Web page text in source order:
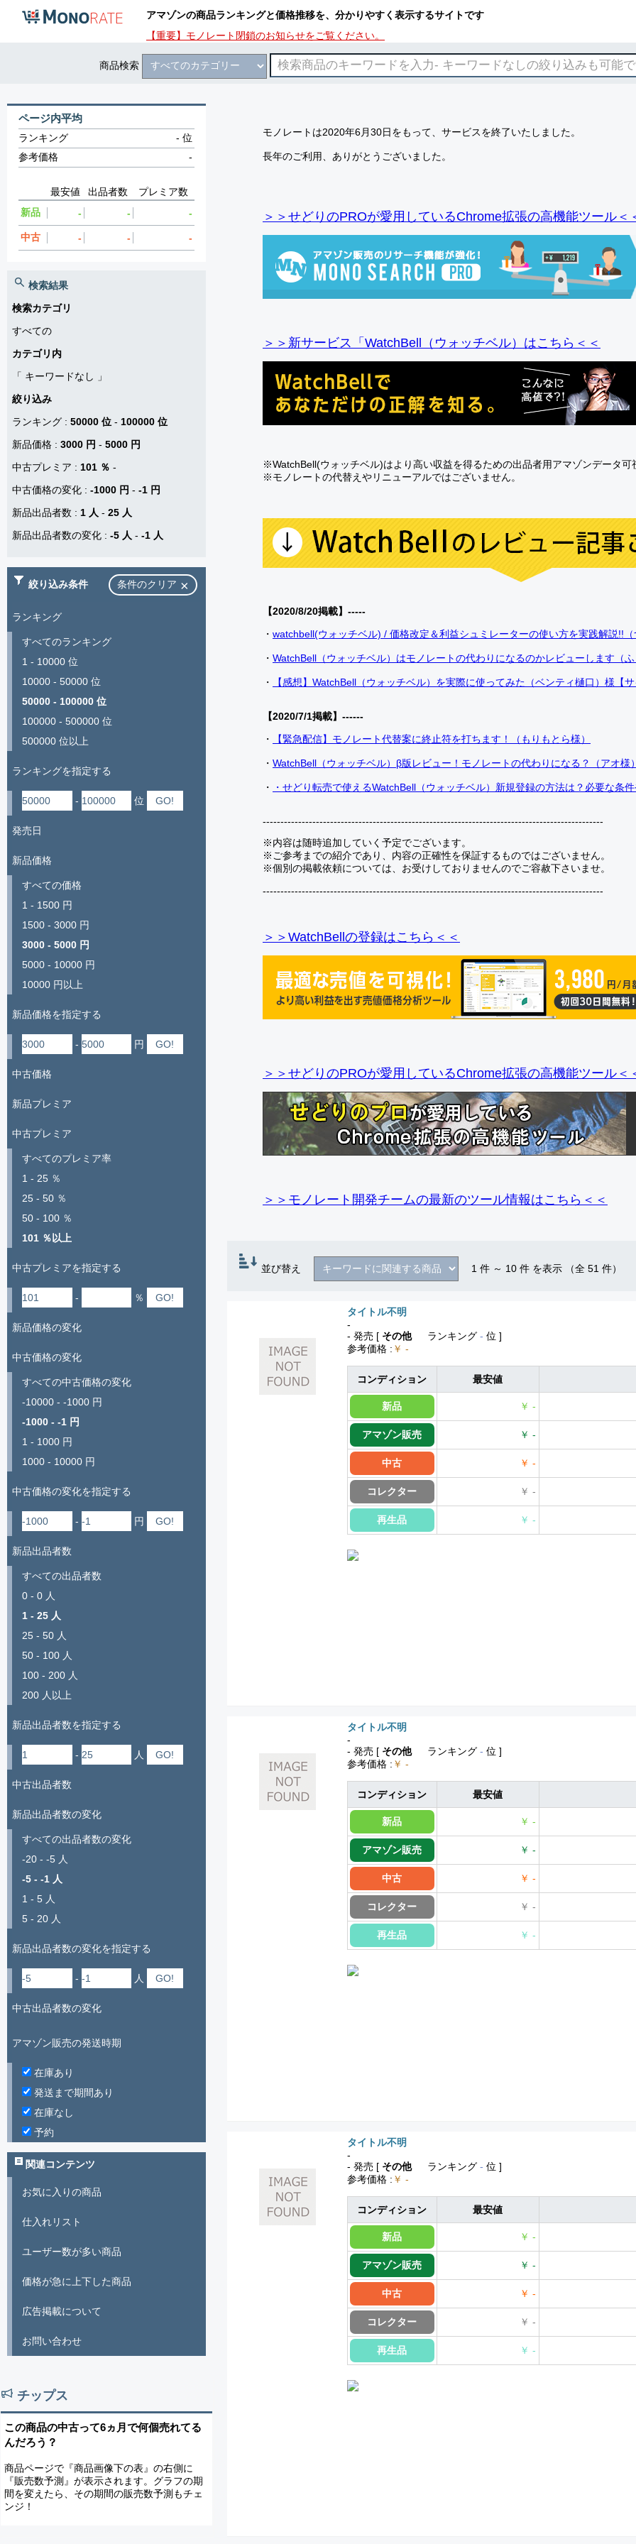
アマゾンの商品ランキングと価格推移を、分かりやすく表示するサイトです
【重要】モノレート閉鎖のお知らせをご覧ください。
商品検索
モノレートは2020年6月30日をもって、サービスを終了いたしました。
長年のご利用、ありがとうございました。
＞＞せどりのPROが愛用しているChrome拡張の高機能ツール＜
＞＞新サービス「WatchBell（ウォッチベル）はこちら＜＜
※WatchBell(ウォッチベル)はより高い収益を得るための出品者用アマゾンデータ可
※モノレートの代替えやリニューアルではございません。
【2020/8/20掲載】-----
・ watchbell(ウォッチベル) / 価格改定＆利益シュミレーターの使い方を実践解説!!
・ WatchBell（ウォッチベル）はモノレートの代わりになるのかレビューします（
・ 【感想】WatchBell（ウォッチベル）を実際に使ってみた（ベンティ樋口）様【
【2020/7/1掲載】------
・
【緊急配信】モノレート代替案に終止符を打ちます！（もりもとら様）
・ WatchBell（ウォッチベル）β版レビュー！モノレートの代わりになる？（アオ様
・ ・せどり転売で使えるWatchBell（ウォッチベル）新規登録の方法は？必要な条
------------------------------------------------------------------------------------------------
※内容は随時追加していく予定でございます。
※ご参考までの紹介であり、内容の正確性を保証するものではございません。
※個別の掲載依頼については、お受けしておりませんのでご容赦下さいませ。
------------------------------------------------------------------------------------------------
＞＞WatchBellの登録はこちら＜＜
＞＞せどりのPROが愛用しているChrome拡張の高機能ツール＜
＞＞モノレート開発チームの最新のツール情報はこちら＜＜
並び替え 1 件 ～ 10 件 を表示 （全 51 件）
タイトル不明
-
- 発売 [ その他 ランキング - 位 ]
参考価格 : ￥ -
コンディション 最安値
新品 ￥ -
アマゾン販売 ￥ -
中古 ￥ -
コレクター ￥ -
再生品 ￥ -
タイトル不明
-
- 発売 [ その他 ランキング - 位 ]
参考価格 : ￥ -
コンディション 最安値
新品 ￥ -
アマゾン販売 ￥ -
中古 ￥ -
コレクター ￥ -
再生品 ￥ -
タイトル不明
-
- 発売 [ その他 ランキング - 位 ]
参考価格 : ￥ -
コンディション 最安値
新品 ￥ -
アマゾン販売 ￥ -
中古 ￥ -
コレクター ￥ -
再生品 ￥ -
ページ内平均
ランキング -位
参考価格
-
最安値 出品者数
プレミア数
新品
- - -
中古 - - -
検索結果
検索カテゴリ
すべての
カテゴリ内
「 キーワードなし
」
絞り込み
ランキング : 50000 位 - 100000 位
新品価格 : 3000 円 - 5000 円
中古プレミア : 101 ％ -
中古価格の変化 : -1000 円 - -1 円
新品出品者数 : 1 人 - 25 人
新品出品者数の変化 : -5 人 - -1 人
絞り込み条件 条件のクリア
ランキング
すべてのランキング
1 - 10000 位
10000 - 50000 位
50000 - 100000 位
100000 - 500000 位
500000 位以上
ランキングを指定する
- 位
発売日
新品価格
すべての価格
1 - 1500 円
1500 - 3000 円
3000 - 5000 円
5000 - 10000 円
10000 円以上
新品価格を指定する
- 円
中古価格
新品プレミア
中古プレミア
すべてのプレミア率
1 - 25 ％
25 - 50 ％
50 - 100 ％
101 ％以上
中古プレミアを指定する
- ％
新品価格の変化
中古価格の変化
すべての中古価格の変化
-10000 - -1000 円
-1000 - -1 円
1 - 1000 円
1000 - 10000 円
中古価格の変化を指定する
- 円
新品出品者数
すべての出品者数
0 - 0 人
1 - 25 人
25 - 50 人
50 - 100 人
100 - 200 人
200 人以上
新品出品者数を指定する
- 人
中古出品者数
新品出品者数の変化
すべての出品者数の変化
-20 - -5 人
-5 - -1 人
1 - 5 人
5 - 20 人
新品出品者数の変化を指定する
- 人
中古出品者数の変化
アマゾン販売の発送時期
在庫あり
発送まで期間あり
在庫なし
予約
関連コンテンツ
お気に入りの商品
仕入れリスト
ユーザー数が多い商品
価格が急に上下した商品
広告掲載について
お問い合わせ
チップス
この商品の中古って6ヵ月で何個売れてる
んだろう？
商品ページで『商品画像下の表』の右側に
『販売数予測』が表示されます。グラフの期
間を変えたら、その期間の販売数予測もチェ
ンジ！